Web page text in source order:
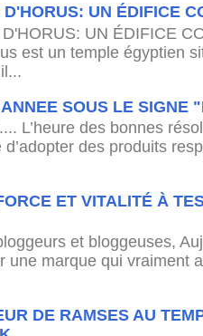
UN ÉDIFICE
UN ÉDIFICE
est un temple égyptien
SOUS LE SIGNE
L’heure des bonnes
des produits
ET VITALITÉ À
et bloggeuses,
une marque qui vraiment
DE RAMSES AU